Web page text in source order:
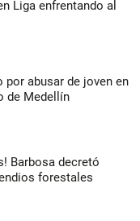
Liga enfrentando al
por abusar de joven en
de Medellín
Barbosa decretó
forestales